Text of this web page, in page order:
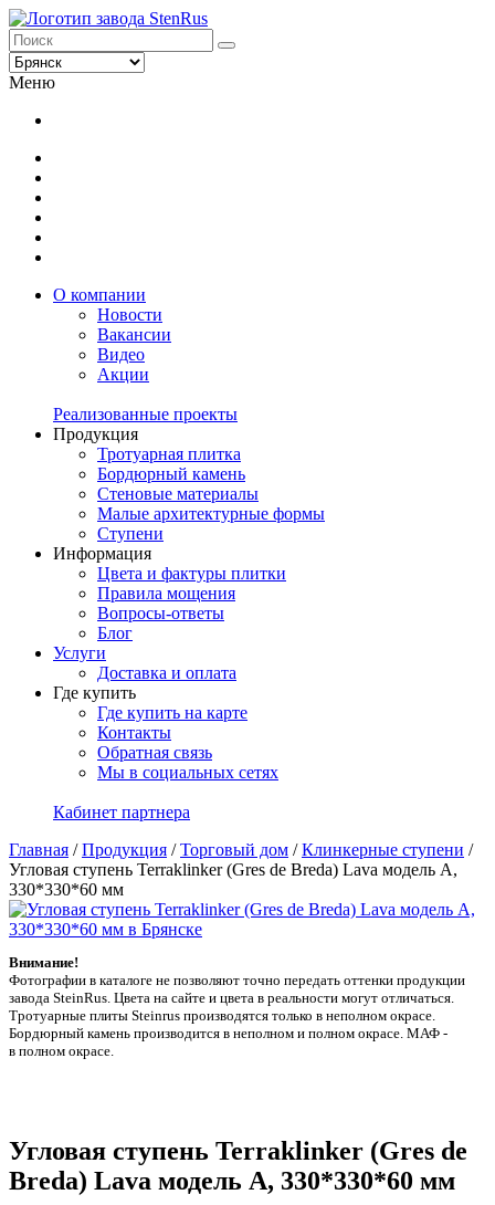
Меню
О компании
Новости
Вакансии
Видео
Акции
Реализованные проекты
Продукция
Тротуарная плитка
Бордюрный камень
Стеновые материалы
Малые архитектурные формы
Ступени
Информация
Цвета и фактуры плитки
Правила мощения
Вопросы-ответы
Блог
Услуги
Доставка и оплата
Где купить
Где купить на карте
Контакты
Обратная связь
Мы в социальных сетях
Кабинет партнера
Главная /Продукция /Торговый дом /Клинкерные ступени /
Угловая ступень Terraklinker (Gres de Breda) Lava модель A,
330*330*60 мм
Внимание!
Фотографии в каталоге не позволяют точно передать оттенки продукции
заводa SteinRus. Цвета на сайте и цвета в реальности могут отличаться.
Тротуарные плиты Steinrus производятся только в неполном окрасе.
Бордюрный камень производится в неполном и полном окрасе. МАФ -
в полном окрасе.
Угловая ступень Terraklinker (Gres de
Breda) Lava модель A, 330*330*60 мм